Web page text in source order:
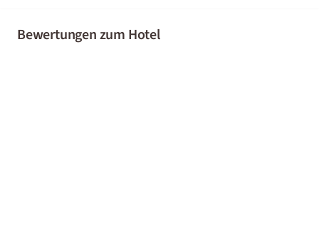
Bewertungen zum Hotel